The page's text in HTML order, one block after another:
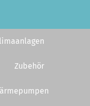
Zubehör